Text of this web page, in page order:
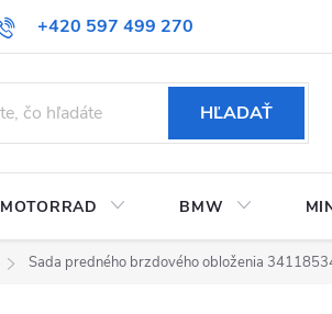
+420 597 499 270
Obchodné podmienky
HĽADAŤ
MOTORRAD BMW
Sada predného brzdového obloženia